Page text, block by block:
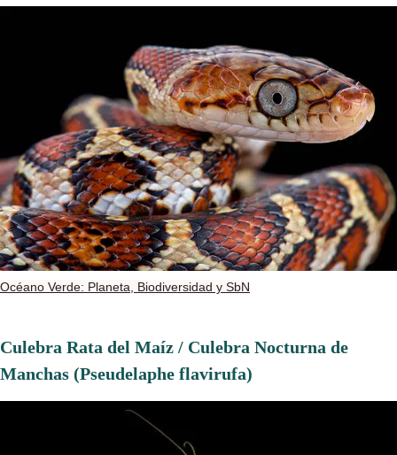
Océano Verde: Planeta, Biodiversidad y SbN
Culebra Rata del Maíz / Culebra Nocturna de
Manchas (Pseudelaphe flavirufa)